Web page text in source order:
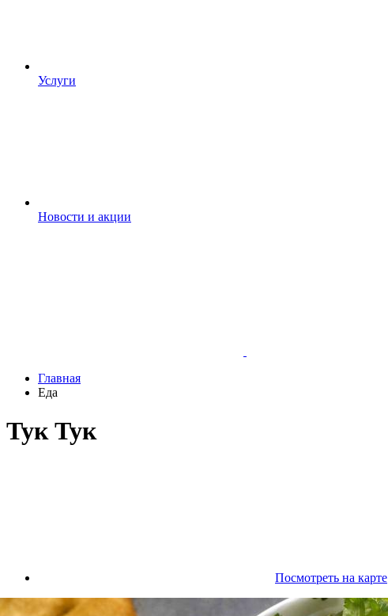
Услуги
Новости и акции
Главная
Еда
Тук Тук
Посмотреть на карте